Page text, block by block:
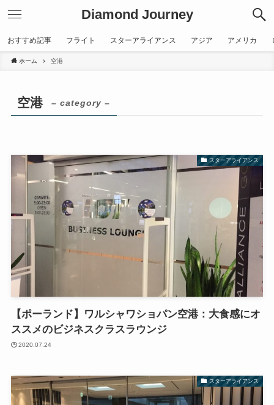
Diamond Journey
おすすめ記事 フライト スターアライアンス アジア アメリカ
ホーム 空港
空港 – category –
スターアライアンス
【ポーランド】ワルシャワショパン空港：大食感にオ
ススメのビジネスクラスラウンジ
2020.07.24
スターアライアンス